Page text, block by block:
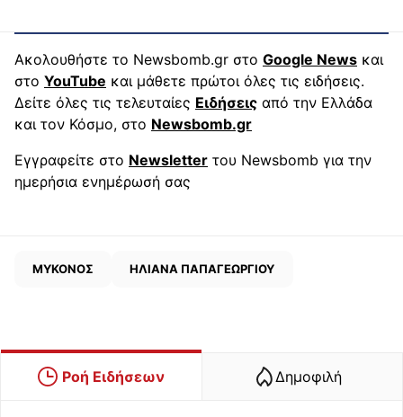
Ακολουθήστε το Newsbomb.gr στο Google News και
στο YouTube και μάθετε πρώτοι όλες τις ειδήσεις.
Δείτε όλες τις τελευταίες Ειδήσεις από την Ελλάδα
και τον Κόσμο, στο Newsbomb.gr
Εγγραφείτε στο Newsletter του Newsbomb για την
ημερήσια ενημέρωσή σας
ΜΥΚΟΝΟΣ ΗΛΙΑΝΑ ΠΑΠΑΓΕΩΡΓΙΟΥ
Ροή Ειδήσεων Δημοφιλή